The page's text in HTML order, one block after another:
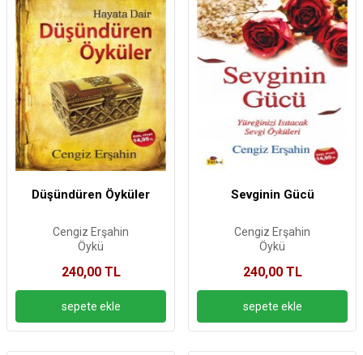
Düşündüren Öyküler
Cengiz Erşahin
Öykü
240,00 TL
Sevginin Gücü
Cengiz Erşahin
Öykü
240,00 TL